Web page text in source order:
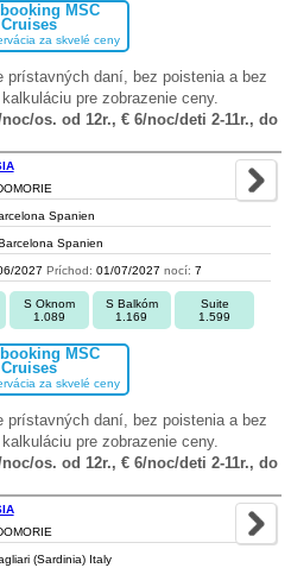
MSC
Cruises
za skvelé ceny
daní, bez poistenia a bez
pre zobrazenie ceny.
os. od 12r., € 6/noc/deti 2-11r., do
Spanien
Spanien
2027 Príchod: 01/07/2027 nocí: 7
S Oknom
1.089
S Balkóm
1.169
Suite
1.599
MSC
Cruises
za skvelé ceny
daní, bez poistenia a bez
pre zobrazenie ceny.
os. od 12r., € 6/noc/deti 2-11r., do
(Sardinia) Italy